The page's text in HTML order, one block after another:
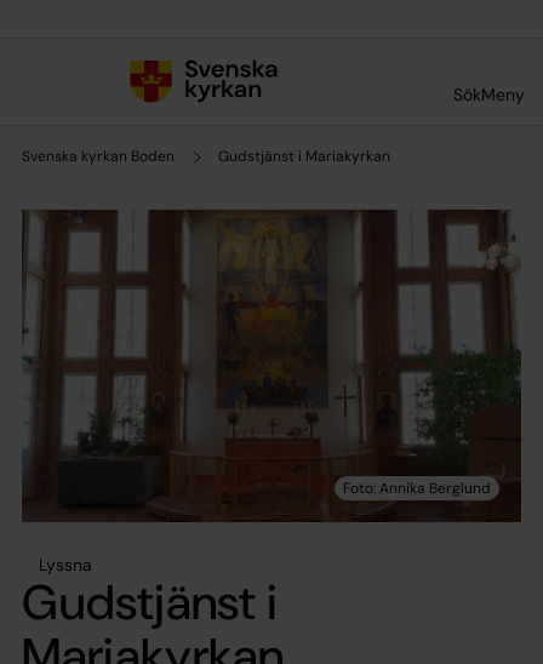
SökMeny
Svenska kyrkan Boden Gudstjänst i Mariakyrkan
Lyssna
Gudstjänst i